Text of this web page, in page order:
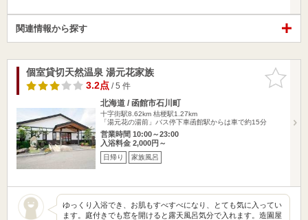
関連情報から探す
お気に入
りに追加
個室貸切天然温泉 湯元花家族
3.2点/ 5 件
北海道 / 函館市石川町
十字街駅8.62km 桔梗駅1.27km
「湯元花の湯前」バス停下車函館駅からは車で約15分
営業時間 10:00～23:00
入浴料金 2,000円～
日帰り 家族風呂
ゆっくり入浴でき、お肌もすべすべになり、とても気に入ってい
ます。庭付きでも窓を開けると露天風呂気分で入れます。造園屋